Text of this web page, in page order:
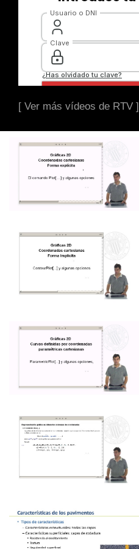
[ Ver más vídeos de RTV ]